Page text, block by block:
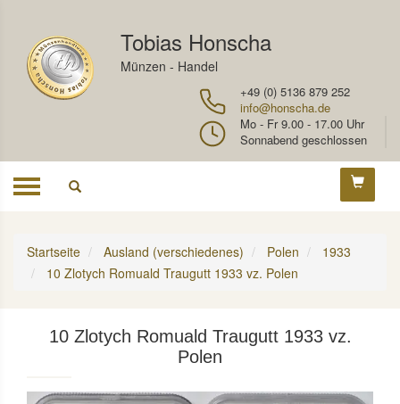
Tobias Honscha
Münzen - Handel
+49 (0) 5136 879 252
info@honscha.de
Mo - Fr 9.00 - 17.00 Uhr
Sonnabend geschlossen
Toggle
Startseite Ausland (verschiedenes) Polen
1933
10 Zlotych Romuald Traugutt 1933 vz. Polen
10 Zlotych Romuald Traugutt 1933 vz.
Polen